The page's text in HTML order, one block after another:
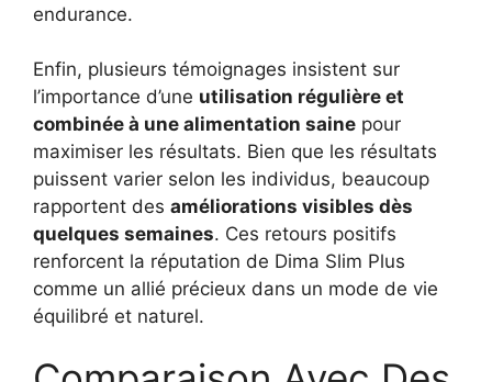
endurance.
Enfin, plusieurs témoignages insistent sur
l’importance d’une utilisation régulière et
combinée à une alimentation saine pour
maximiser les résultats. Bien que les résultats
puissent varier selon les individus, beaucoup
rapportent des améliorations visibles dès
quelques semaines. Ces retours positifs
renforcent la réputation de Dima Slim Plus
comme un allié précieux dans un mode de vie
équilibré et naturel.